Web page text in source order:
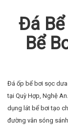
Đá
Bể
Đá ốp bể bơi sọc
tại Quỳ Hợp, Nghệ
dụng lát bể bơi tạo
đường vân sóng